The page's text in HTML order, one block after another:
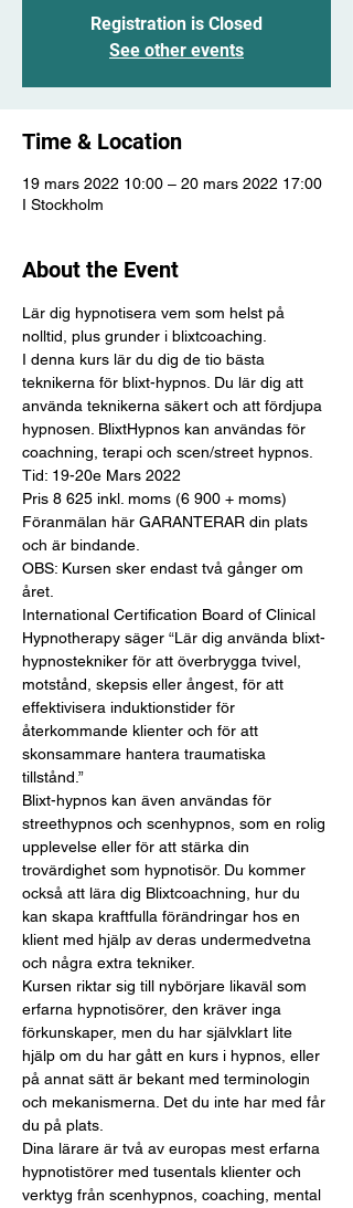
Registration is Closed
See other events
Time & Location
19 mars 2022 10:00 – 20 mars 2022 17:00
I Stockholm
About the Event
Lär dig hypnotisera vem som helst på
nolltid, plus grunder i blixtcoaching.
I denna kurs lär du dig de tio bästa
teknikerna för blixt-hypnos. Du lär dig att
använda teknikerna säkert och att fördjupa
hypnosen. BlixtHypnos kan användas för
coachning, terapi och scen/street hypnos.
Tid: 19-20e Mars 2022
Pris 8 625 inkl. moms (6 900 + moms)
Föranmälan här GARANTERAR din plats
och är bindande.
OBS: Kursen sker endast två gånger om
året.
International Certification Board of Clinical
Hypnotherapy säger “Lär dig använda blixt-
hypnostekniker för att överbrygga tvivel,
motstånd, skepsis eller ångest, för att
effektivisera induktionstider för
återkommande klienter och för att
skonsammare hantera traumatiska
tillstånd.”
Blixt-hypnos kan även användas för
streethypnos och scenhypnos, som en rolig
upplevelse eller för att stärka din
trovärdighet som hypnotisör. Du kommer
också att lära dig Blixtcoachning, hur du
kan skapa kraftfulla förändringar hos en
klient med hjälp av deras undermedvetna
och några extra tekniker.
Kursen riktar sig till nybörjare likaväl som
erfarna hypnotisörer, den kräver inga
förkunskaper, men du har självklart lite
hjälp om du har gått en kurs i hypnos, eller
på annat sätt är bekant med terminologin
och mekanismerna. Det du inte har med får
du på plats.
Dina lärare är två av europas mest erfarna
hypnotistörer med tusentals klienter och
verktyg från scenhypnos, coaching, mental